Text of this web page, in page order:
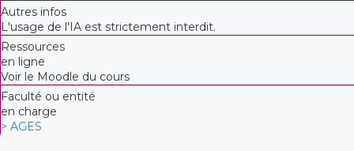
Autres infos
L'usage de l'IA est strictement interdit.
Ressources
en ligne
Voir le Moodle du cours
Faculté ou entité
en charge
> AGES